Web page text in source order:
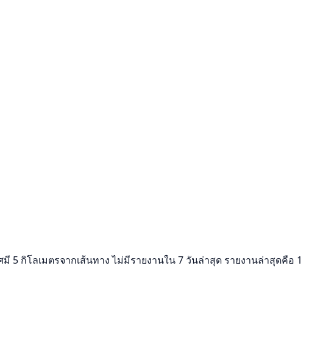
5 กิโลเมตรจากเส้นทาง ไม่มีรายงานใน 7 วันล่าสุด รายงานล่าสุดคือ 1